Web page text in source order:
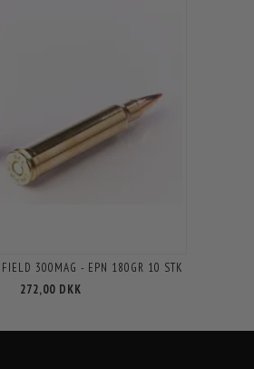
300MAG - EPN 180GR 10 STK
272,00 DKK